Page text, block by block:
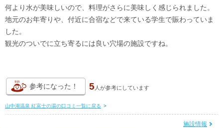
何より水が美味しいので、料理がさらに美味しく感じられました。
地元のお年寄りや、付近に合宿などで来ている学生で賑わっていま
した。
観光のついでに立ち寄るには良い穴場の施設ですね。
参考になった！ 5 人が参考にしています
山中湖温泉 紅富士の湯の口コミ一覧に戻る >
施設情報